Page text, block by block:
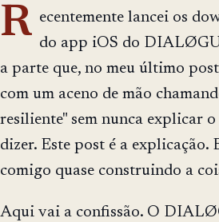
R ecentemente lancei os
do app iOS do
a parte que, no meu último
com um aceno de mão
resiliente" sem nunca explicar
dizer. Este post é a explicação.
comigo quase construindo a
Aqui vai a confissão. O